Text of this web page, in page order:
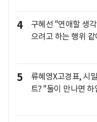
4
구혜선 "연애할 생
으려고 하는 행위
5
류혜영X고경표, 시
트? "둘이 만나면